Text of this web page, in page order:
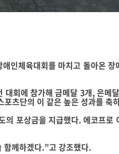
인체육대회를 마치고 돌아온 장
대회에 참가해 금메달 3개,은메달
포츠단의 이 같은 높은 성과를 축
의 포상금을 지급했다.에코프로
함께하겠다.”고 강조했다.